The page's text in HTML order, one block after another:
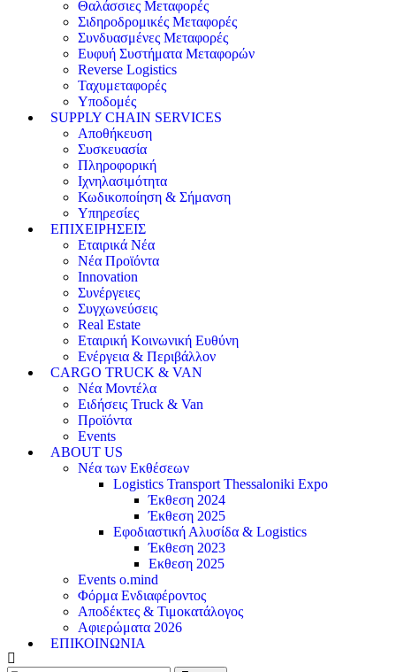
Θαλάσσιες Μεταφορές
Σιδηροδρομικές Μεταφορές
Συνδυασμένες Μεταφορές
Ευφυή Συστήματα Μεταφορών
Reverse Logistics
Ταχυμεταφορές
Υποδομές
SUPPLY CHAIN SERVICES
Αποθήκευση
Συσκευασία
Πληροφορική
Ιχνηλασιμότητα
Κωδικοποίηση & Σήμανση
Υπηρεσίες
ΕΠΙΧΕΙΡΗΣΕΙΣ
Εταιρικά Νέα
Νέα Προϊόντα
Innovation
Συνέργειες
Συγχωνεύσεις
Real Estate
Εταιρική Κοινωνική Ευθύνη
Ενέργεια & Περιβάλλον
CARGO TRUCK & VAN
Νέα Μοντέλα
Ειδήσεις Truck & Van
Προϊόντα
Events
ABOUT US
Νέα των Εκθέσεων
Logistics Transport Thessaloniki Expo
Έκθεση 2024
Έκθεση 2025
Εφοδιαστική Αλυσίδα & Logistics
Έκθεση 2023
Εκθεση 2025
Events o.mind
Φόρμα Ενδιαφέροντος
Αποδέκτες & Τιμοκατάλογος
Αφιερώματα 2026
ΕΠΙΚΟΙΝΩΝΙΑ